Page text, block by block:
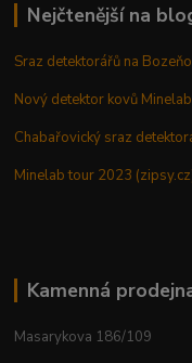
Nejčtenější na
Sraz detektorářů na
Nový detektor kovů
Chabařovický sraz
Minelab tour 2023
Kamenná
Masarykova 186/109